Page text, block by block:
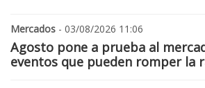
Mercados - 03/08/2026 11:06
Agosto pone a prueba al
eventos que pueden romper la